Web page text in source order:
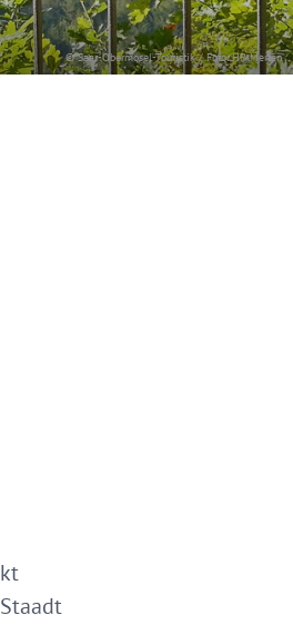
© Saar-Obermosel-Touristik / Foto: HP Merten